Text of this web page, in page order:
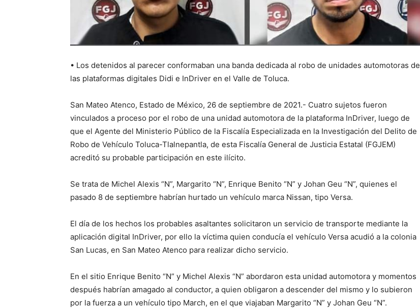
• Los detenidos al parecer conformaban una banda dedicada al robo de unidades automotoras de
las plataformas digitales Didi e InDriver en el Valle de Toluca.
San Mateo Atenco, Estado de México, 26 de septiembre de 2021.- Cuatro sujetos fueron
vinculados a proceso por el robo de una unidad automotora de la plataforma InDriver, luego de
que el Agente del Ministerio Público de la Fiscalía Especializada en la Investigación del Delito de
Robo de Vehículo Toluca-Tlalnepantla, de esta Fiscalía General de Justicia Estatal (FGJEM)
acreditó su probable participación en este ilícito.
Se trata de Michel Alexis “N”, Margarito “N”, Enrique Benito “N” y Johan Geu “N”, quienes el
pasado 8 de septiembre habrían hurtado un vehículo marca Nissan, tipo Versa.
El día de los hechos los probables asaltantes solicitaron un servicio de transporte mediante la
aplicación digital InDriver, por ello la víctima quien conducía el vehículo Versa acudió a la colonia
San Lucas, en San Mateo Atenco para realizar dicho servicio.
En el sitio Enrique Benito “N” y Michel Alexis “N” abordaron esta unidad automotora y momentos
después habrían amagado al conductor, a quien obligaron a descender del mismo y lo subieron
por la fuerza a un vehículo tipo March, en el que viajaban Margarito “N” y Johan Geu “N”.